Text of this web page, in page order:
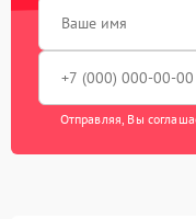
Отправляя, Вы